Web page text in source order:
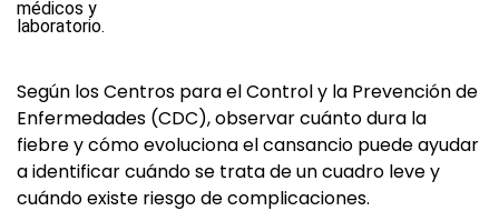
Según los Centros para el Control y la Prevención de
Enfermedades (CDC), observar cuánto dura la
fiebre y cómo evoluciona el cansancio puede ayudar
a identificar cuándo se trata de un cuadro leve y
cuándo existe riesgo de complicaciones.